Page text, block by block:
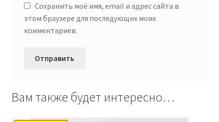
Сохранить моё имя, email и адрес сайта в
этом браузере для последующих моих
комментариев.
Вам также будет интересно…